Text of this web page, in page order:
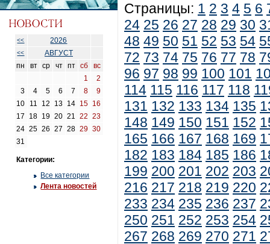
<< 2026
<<
АВГУСТ
пн
вт ср чт пт сб
вс
1
2
3
4 5 6 7 8
9
10
11 12 13 14 15 16
17
18 19 20 21 22
23
24 25 26 27 28 29 30
31
Категории:
Все категории
Лента новостей
Страницы: 1 2 3 4 5 6
24 25 26 27 28 29 30
48 49 50 51 52 53 54
72 73 74 75 76 77 78
96 97 98 99 100 101
114 115 116 117 118
131 132 133 134 135
148 149 150 151 152
165 166 167 168 169
182 183 184 185 186
199 200 201 202 203
216 217 218 219 220
233 234 235 236 237
250 251 252 253 254
267 268 269 270 271